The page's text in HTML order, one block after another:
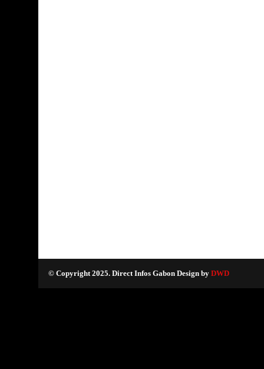
© Copyright 2025. Direct Infos Gabon Design by DWD